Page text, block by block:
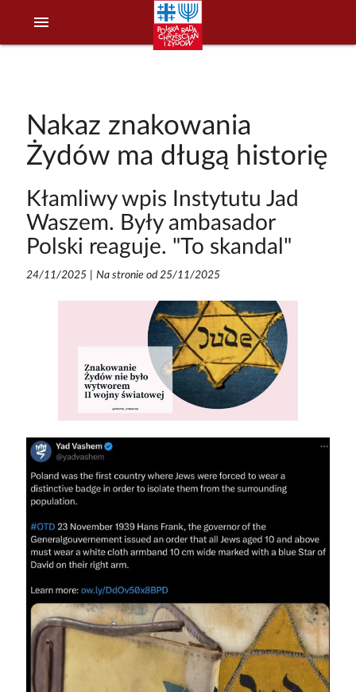
menu
Nakaz znakowania
Żydów ma długą historię
Kłamliwy wpis Instytutu Jad
Waszem. Były ambasador
Polski reaguje. "To skandal"
24/11/2025| Na stronie od 25/11/2025